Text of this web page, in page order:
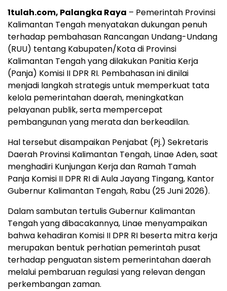
1tulah.com, Palangka Raya – Pemerintah Provinsi
Kalimantan Tengah menyatakan dukungan penuh
terhadap pembahasan Rancangan Undang-Undang
(RUU) tentang Kabupaten/Kota di Provinsi
Kalimantan Tengah yang dilakukan Panitia Kerja
(Panja) Komisi II DPR RI. Pembahasan ini dinilai
menjadi langkah strategis untuk memperkuat tata
kelola pemerintahan daerah, meningkatkan
pelayanan publik, serta mempercepat
pembangunan yang merata dan berkeadilan.
Hal tersebut disampaikan Penjabat (Pj.) Sekretaris
Daerah Provinsi Kalimantan Tengah, Linae Aden, saat
menghadiri Kunjungan Kerja dan Ramah Tamah
Panja Komisi II DPR RI di Aula Jayang Tingang, Kantor
Gubernur Kalimantan Tengah, Rabu (25 Juni 2026).
Dalam sambutan tertulis Gubernur Kalimantan
Tengah yang dibacakannya, Linae menyampaikan
bahwa kehadiran Komisi II DPR RI beserta mitra kerja
merupakan bentuk perhatian pemerintah pusat
terhadap penguatan sistem pemerintahan daerah
melalui pembaruan regulasi yang relevan dengan
perkembangan zaman.